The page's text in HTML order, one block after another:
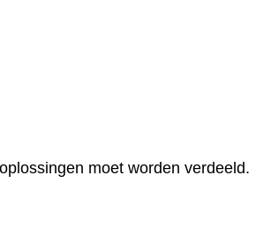
moet worden verdeeld.